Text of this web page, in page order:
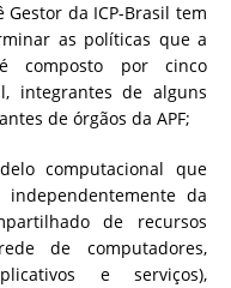
da ICP-Brasil tem
as políticas que a
composto por cinco
integrantes de alguns
de órgãos da APF;
computacional que
da
de recursos
de computadores,
e serviços),